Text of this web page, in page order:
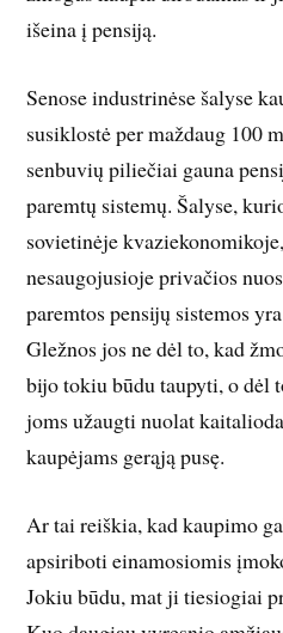
išeina į pensiją.
Senose industrinėse šalyse
susiklostė per maždaug 100
senbuvių piliečiai gauna
paremtų sistemų. Šalyse,
sovietinėje
nesaugojusioje privačios
paremtos pensijų sistemos
Gležnos jos ne dėl to, kad
bijo tokiu būdu taupyti, o dėl
joms užaugti nuolat
kaupėjams gerąją pusę.
Ar tai reiškia, kad kaupimo
apsiriboti einamosiomis
Jokiu būdu, mat ji tiesiogiai